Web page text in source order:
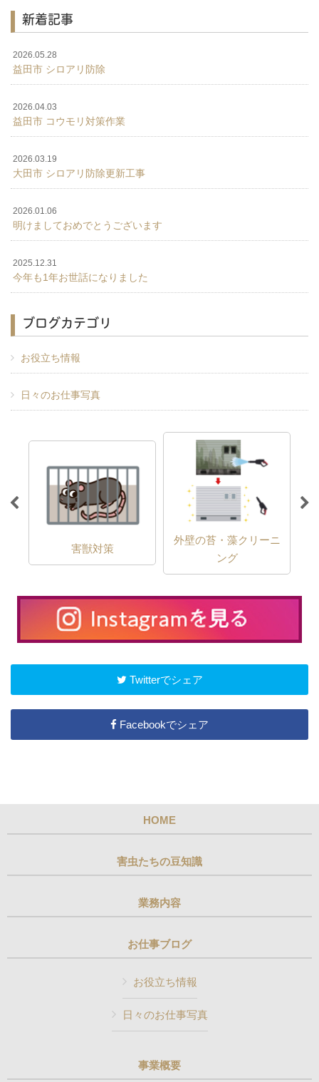
新着記事
2026.05.28
益田市 シロアリ防除
2026.04.03
益田市 コウモリ対策作業
2026.03.19
大田市 シロアリ防除更新工事
2026.01.06
明けましておめでとうございます
2025.12.31
今年も1年お世話になりました
ブログカテゴリ
お役立ち情報
日々のお仕事写真
害獣対策
外壁の苔・藻クリーニ
ング
Twitterでシェア
Facebookでシェア
HOME
害虫たちの豆知識
業務内容
お仕事ブログ
お役立ち情報
日々のお仕事写真
事業概要